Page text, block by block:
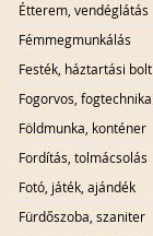
Étterem, vendéglátás
Fémmegmunkálás
Festék, háztartási bolt
Fogorvos, fogtechnika
Földmunka, konténer
Fordítás, tolmácsolás
Fotó, játék, ajándék
Fürdőszoba, szaniter